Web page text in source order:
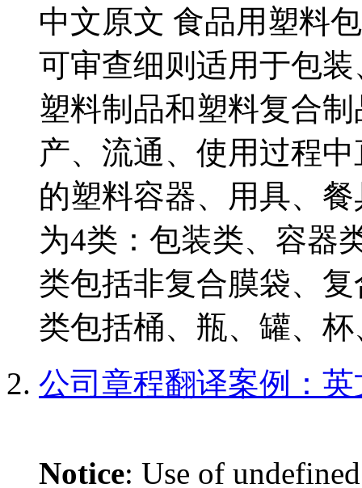
中文原文 食品用塑料
可审查细则适用于包
塑料制品和塑料复合
产、流通、使用过程
的塑料容器、用具、
为4类：包装类、容器
类包括非复合膜袋、
类包括桶、瓶、罐、
公司章程翻译案例：
Notice: Use of